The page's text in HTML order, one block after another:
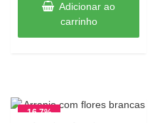
Adicionar ao
carrinho
16.7%